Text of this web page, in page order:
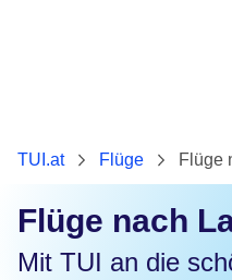
TUI.at Flüge Flüge
Flüge nach
Mit TUI an die